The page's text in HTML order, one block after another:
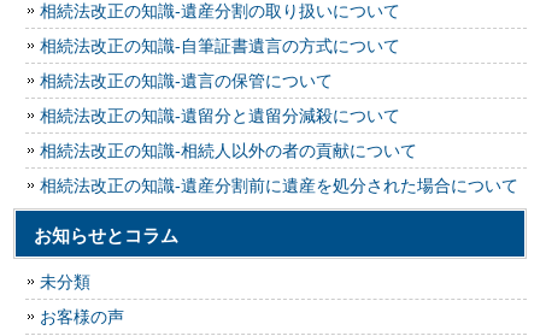
相続法改正の知識-遺産分割の取り扱いについて
相続法改正の知識-自筆証書遺言の方式について
相続法改正の知識-遺言の保管について
相続法改正の知識-遺留分と遺留分減殺について
相続法改正の知識-相続人以外の者の貢献について
相続法改正の知識-遺産分割前に遺産を処分された場合について
お知らせとコラム
未分類
お客様の声